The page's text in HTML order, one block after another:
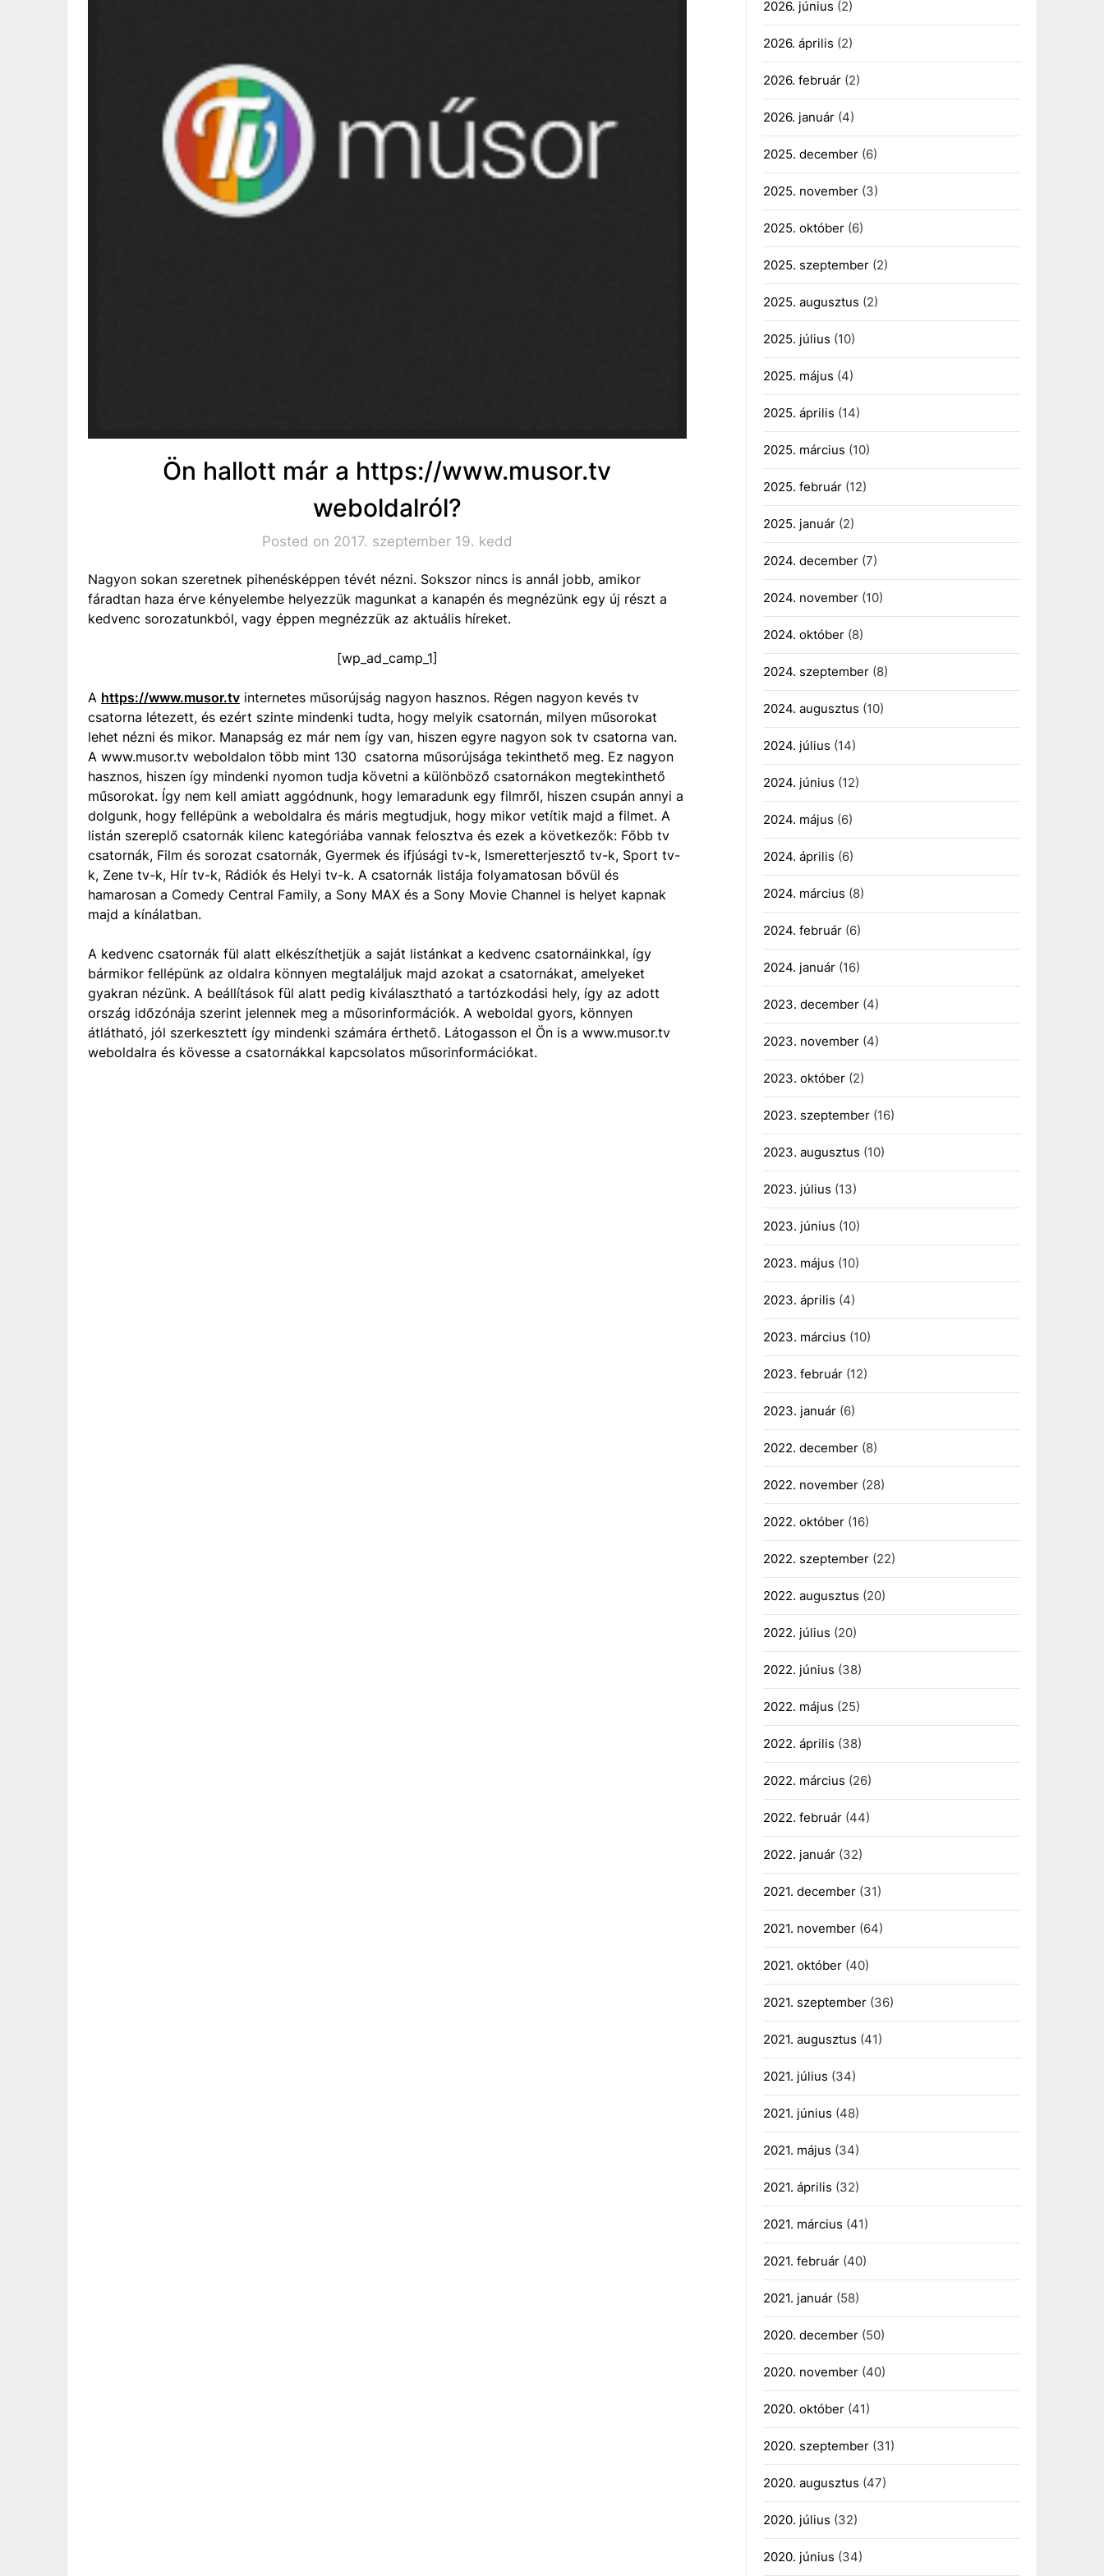
Ön hallott már a https://www.musor.tv
weboldalról?
Posted on 2017. szeptember 19. kedd
Nagyon sokan szeretnek pihenésképpen tévét nézni. Sokszor nincs is annál jobb, amikor
fáradtan haza érve kényelembe helyezzük magunkat a kanapén és megnézünk egy új részt a
kedvenc sorozatunkból, vagy éppen megnézzük az aktuális híreket.
[wp_ad_camp_1]
A https://www.musor.tv internetes műsorújság nagyon hasznos. Régen nagyon kevés tv
csatorna létezett, és ezért szinte mindenki tudta, hogy melyik csatornán, milyen műsorokat
lehet nézni és mikor. Manapság ez már nem így van, hiszen egyre nagyon sok tv csatorna van.
A www.musor.tv weboldalon több mint 130 csatorna műsorújsága tekinthető meg. Ez nagyon
hasznos, hiszen így mindenki nyomon tudja követni a különböző csatornákon megtekinthető
műsorokat. Így nem kell amiatt aggódnunk, hogy lemaradunk egy filmről, hiszen csupán annyi a
dolgunk, hogy fellépünk a weboldalra és máris megtudjuk, hogy mikor vetítik majd a filmet. A
listán szereplő csatornák kilenc kategóriába vannak felosztva és ezek a következők: Főbb tv
csatornák, Film és sorozat csatornák, Gyermek és ifjúsági tv-k, Ismeretterjesztő tv-k, Sport tv-
k, Zene tv-k, Hír tv-k, Rádiók és Helyi tv-k. A csatornák listája folyamatosan bővül és
hamarosan a Comedy Central Family, a Sony MAX és a Sony Movie Channel is helyet kapnak
majd a kínálatban.
A kedvenc csatornák fül alatt elkészíthetjük a saját listánkat a kedvenc csatornáinkkal, így
bármikor fellépünk az oldalra könnyen megtaláljuk majd azokat a csatornákat, amelyeket
gyakran nézünk. A beállítások fül alatt pedig kiválasztható a tartózkodási hely, így az adott
ország időzónája szerint jelennek meg a műsorinformációk. A weboldal gyors, könnyen
átlátható, jól szerkesztett így mindenki számára érthető. Látogasson el Ön is a www.musor.tv
weboldalra és kövesse a csatornákkal kapcsolatos műsorinformációkat.
2026. június (2)
2026. április (2)
2026. február(2)
2026. január(4)
2025. december(6)
2025. november(3)
2025. október(6)
2025. szeptember(2)
2025. augusztus (2)
2025. július (10)
2025. május (4)
2025. április (14)
2025. március (10)
2025. február(12)
2025. január(2)
2024. december(7)
2024. november(10)
2024. október(8)
2024. szeptember(8)
2024. augusztus (10)
2024. július (14)
2024. június (12)
2024. május (6)
2024. április (6)
2024. március (8)
2024. február(6)
2024. január(16)
2023. december(4)
2023. november(4)
2023. október(2)
2023. szeptember(16)
2023. augusztus (10)
2023. július (13)
2023. június (10)
2023. május (10)
2023. április (4)
2023. március (10)
2023. február(12)
2023. január(6)
2022. december(8)
2022. november(28)
2022. október(16)
2022. szeptember(22)
2022. augusztus (20)
2022. július (20)
2022. június (38)
2022. május (25)
2022. április (38)
2022. március (26)
2022. február(44)
2022. január(32)
2021. december(31)
2021. november(64)
2021. október(40)
2021. szeptember(36)
2021. augusztus (41)
2021. július (34)
2021. június (48)
2021. május (34)
2021. április (32)
2021. március (41)
2021. február(40)
2021. január(58)
2020. december(50)
2020. november(40)
2020. október(41)
2020. szeptember(31)
2020. augusztus (47)
2020. július (32)
2020. június (34)